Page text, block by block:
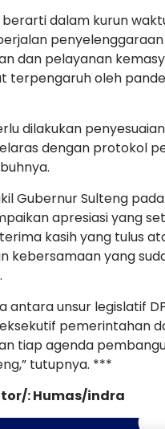
dalam kurun
dan pelayanan
terpengaruh oleh
dilakukan
dengan protokol
Gubernur Sulteng
apresiasi yang
kasih yang tulus
kebersamaan yang
antara unsur legislatif
pemerintahan
tiap agenda
tutupnya. ***
: Humas/indra